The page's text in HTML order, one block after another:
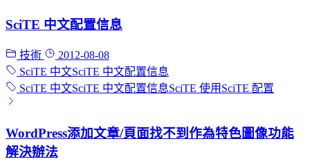
SciTE 中文配置信息
技術
2012-08-08
SciTE 中文SciTE 中文配置信息
SciTE 中文SciTE 中文配置信息SciTE 使用 SciTE 配置
WordPress添加文章/頁面找不到作為特色圖像功能
解決辦法